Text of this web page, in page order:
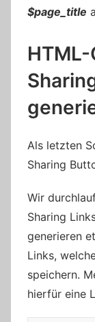
$page_title
Als letzten
Sharing
Wir
Sharing
generieren
Links,
speichern.
hierfür eine